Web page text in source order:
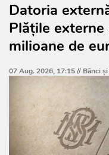
Datoria
Plățile
milioane de
07 Aug. 2026, 17:15 // Bănci